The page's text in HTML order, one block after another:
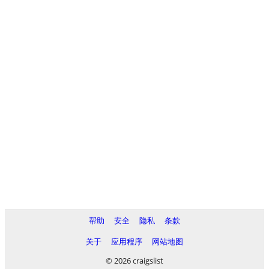
帮助 安全 隐私
条款
关于
应用程序
网站地图
© 2026 craigslist